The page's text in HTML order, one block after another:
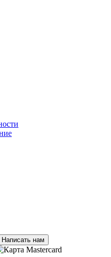
Написать нам